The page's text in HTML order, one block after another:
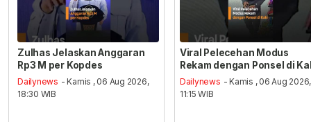
Zulhas Jelaskan Anggaran
Rp3 M per Kopdes
Dailynews - Kamis , 06 Aug 2026,
18:30 WIB
Viral Pelecehan Modus
Rekam dengan Ponsel di
Dailynews - Kamis , 06 Aug 2026,
11:15 WIB